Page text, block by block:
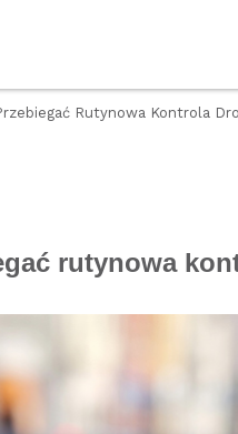
Rutynowa Kontrola
rutynowa